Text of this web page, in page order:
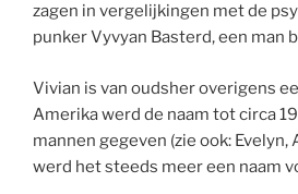
zagen in vergelijkingen met de
punker Vyvyan Basterd, een man
Vivian is van oudsher overigens
Amerika werd de naam tot circa
mannen gegeven (zie ook: Evelyn,
werd het steeds meer een naam